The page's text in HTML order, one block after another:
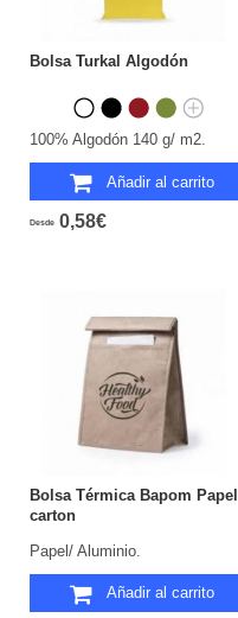
Bolsa Turkal Algodón
100% Algodón 140 g/ m2.
Añadir al carrito
Desde 0,58€
Bolsa Térmica Bapom Papel
carton
Papel/ Aluminio.
Añadir al carrito